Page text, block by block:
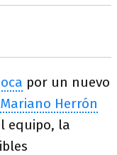
por un nuevo
Mariano Herrón
equipo, la